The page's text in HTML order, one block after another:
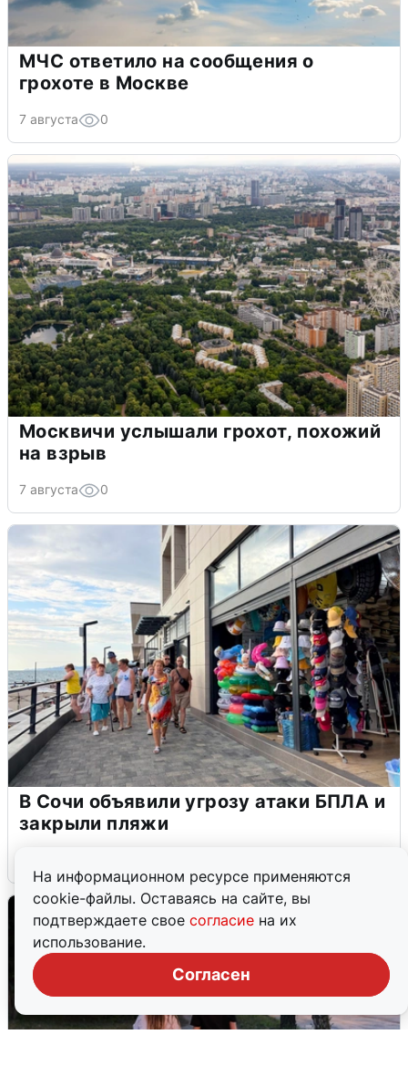
На информационном ресурсе применяются
cookie-файлы. Оставаясь на сайте, вы
подтверждаете свое согласие на их
использование.
Согласен
МЧС ответило на сообщения о
грохоте в Москве
7 августа 0
Москвичи услышали грохот, похожий
на взрыв
7 августа 0
В Сочи объявили угрозу атаки БПЛА и
закрыли пляжи